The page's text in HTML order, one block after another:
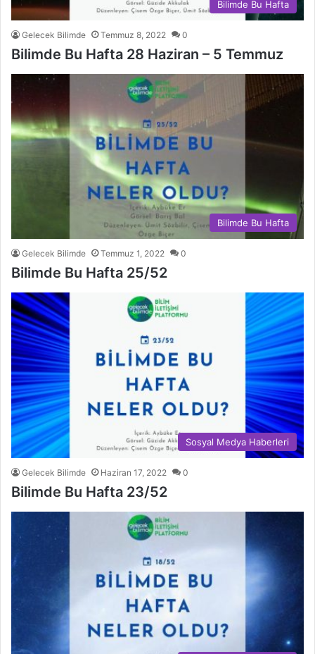
Bilimde Bu Hafta
Gelecek Bilimde Temmuz 8, 2022 0
Bilimde Bu Hafta 28 Haziran – 5 Temmuz
Bilimde Bu Hafta
Gelecek Bilimde Temmuz 1, 2022 0
Bilimde Bu Hafta 25/52
Sosyal Medya Haberleri
Gelecek Bilimde Haziran 17, 2022 0
Bilimde Bu Hafta 23/52